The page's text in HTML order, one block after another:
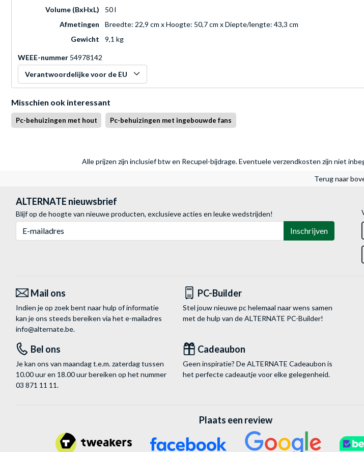
Volume (BxHxL)
50 l
Afmetingen
Breedte: 22,9 cm x Hoogte: 50,7 cm x Diepte/lengte: 43,3 cm
Gewicht
9,1 kg
WEEE-nummer 54978142
Verantwoordelijke voor de EU
Misschien ook interessant
Pc-behuizingen met hout Pc-behuizingen met ingebouwde fans
Alle prijzen zijn inclusief btw en Recupel-bijdrage. Eventuele verzendkosten zijn niet
Terug naar
ALTERNATE nieuwsbrief
Blijf op de hoogte van nieuwe producten, exclusieve acties en leuke wedstrijden!
Inschrijven
Mail ons
Indien je op zoek bent naar hulp of informatie
kan je ons steeds bereiken via het e-mailadres
info@alternate.be.
PC-Builder
Stel jouw nieuwe pc helemaal naar wens samen
met de hulp van de ALTERNATE PC-Builder!
Bel ons
Je kan ons van maandag t.e.m. zaterdag tussen
10.00 uur en 18.00 uur bereiken op het nummer
03 871 11 11.
Cadeaubon
Geen inspiratie? De ALTERNATE Cadeaubon is
het perfecte cadeautje voor elke gelegenheid.
Plaats een review